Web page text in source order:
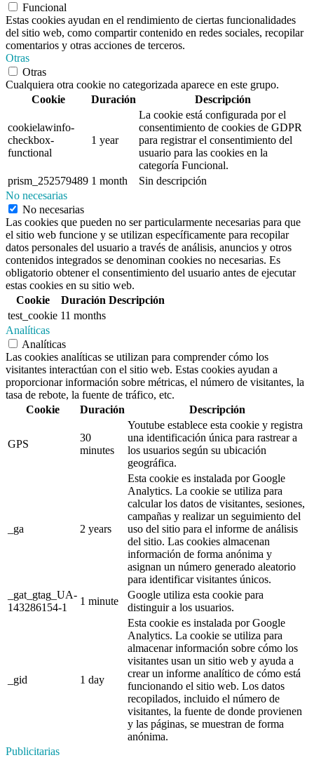
Funcional
Estas cookies ayudan en el rendimiento de ciertas funcionalidades
del sitio web, como compartir contenido en redes sociales, recopilar
comentarios y otras acciones de terceros.
Otras
Otras
Cualquiera otra cookie no categorizada aparece en este grupo.
Cookie
Duración Descripción
cookielawinfo-
checkbox-
functional
1 year
La cookie está configurada por el
consentimiento de cookies de GDPR
para registrar el consentimiento del
usuario para las cookies en la
categoría Funcional.
prism_252579489 1 month
Sin descripción
No necesarias
No necesarias
Las cookies que pueden no ser particularmente necesarias para que
el sitio web funcione y se utilizan específicamente para recopilar
datos personales del usuario a través de análisis, anuncios y otros
contenidos integrados se denominan cookies no necesarias. Es
obligatorio obtener el consentimiento del usuario antes de ejecutar
estas cookies en su sitio web.
Cookie
Duración Descripción
test_cookie 11 months
Analíticas
Analíticas
Las cookies analíticas se utilizan para comprender cómo los
visitantes interactúan con el sitio web. Estas cookies ayudan a
proporcionar información sobre métricas, el número de visitantes, la
tasa de rebote, la fuente de tráfico, etc.
Cookie
Duración Descripción
GPS
30
minutes
Youtube establece esta cookie y registra
una identificación única para rastrear a
los usuarios según su ubicación
geográfica.
_ga 2 years
Esta cookie es instalada por Google
Analytics. La cookie se utiliza para
calcular los datos de visitantes, sesiones,
campañas y realizar un seguimiento del
uso del sitio para el informe de análisis
del sitio. Las cookies almacenan
información de forma anónima y
asignan un número generado aleatorio
para identificar visitantes únicos.
_gat_gtag_UA-
143286154-1
1 minute
Google utiliza esta cookie para
distinguir a los usuarios.
_gid 1 day
Esta cookie es instalada por Google
Analytics. La cookie se utiliza para
almacenar información sobre cómo los
visitantes usan un sitio web y ayuda a
crear un informe analítico de cómo está
funcionando el sitio web. Los datos
recopilados, incluido el número de
visitantes, la fuente de donde provienen
y las páginas, se muestran de forma
anónima.
Publicitarias